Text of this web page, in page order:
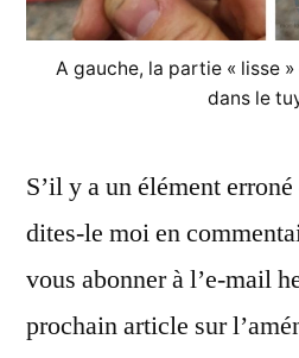
A gauche, la partie « lisse
dans le
S’il y a un élément
dites-le moi en
vous abonner à l’e-mail
prochain article sur